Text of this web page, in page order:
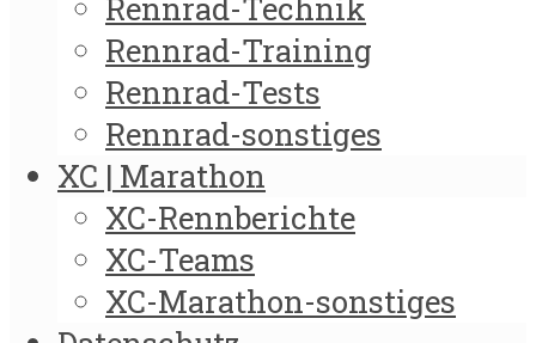
Rennrad-Training
Rennrad-Tests
Rennrad-sonstiges
XC | Marathon
XC-Rennberichte
XC-Teams
XC-Marathon-sonstiges